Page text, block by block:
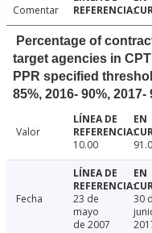
Comentar
Percentage of
target agencies in
PPR specified
85%, 2016- 90%, 2017-
Valor
10.00
Fecha
23 de
mayo
de 2007
30